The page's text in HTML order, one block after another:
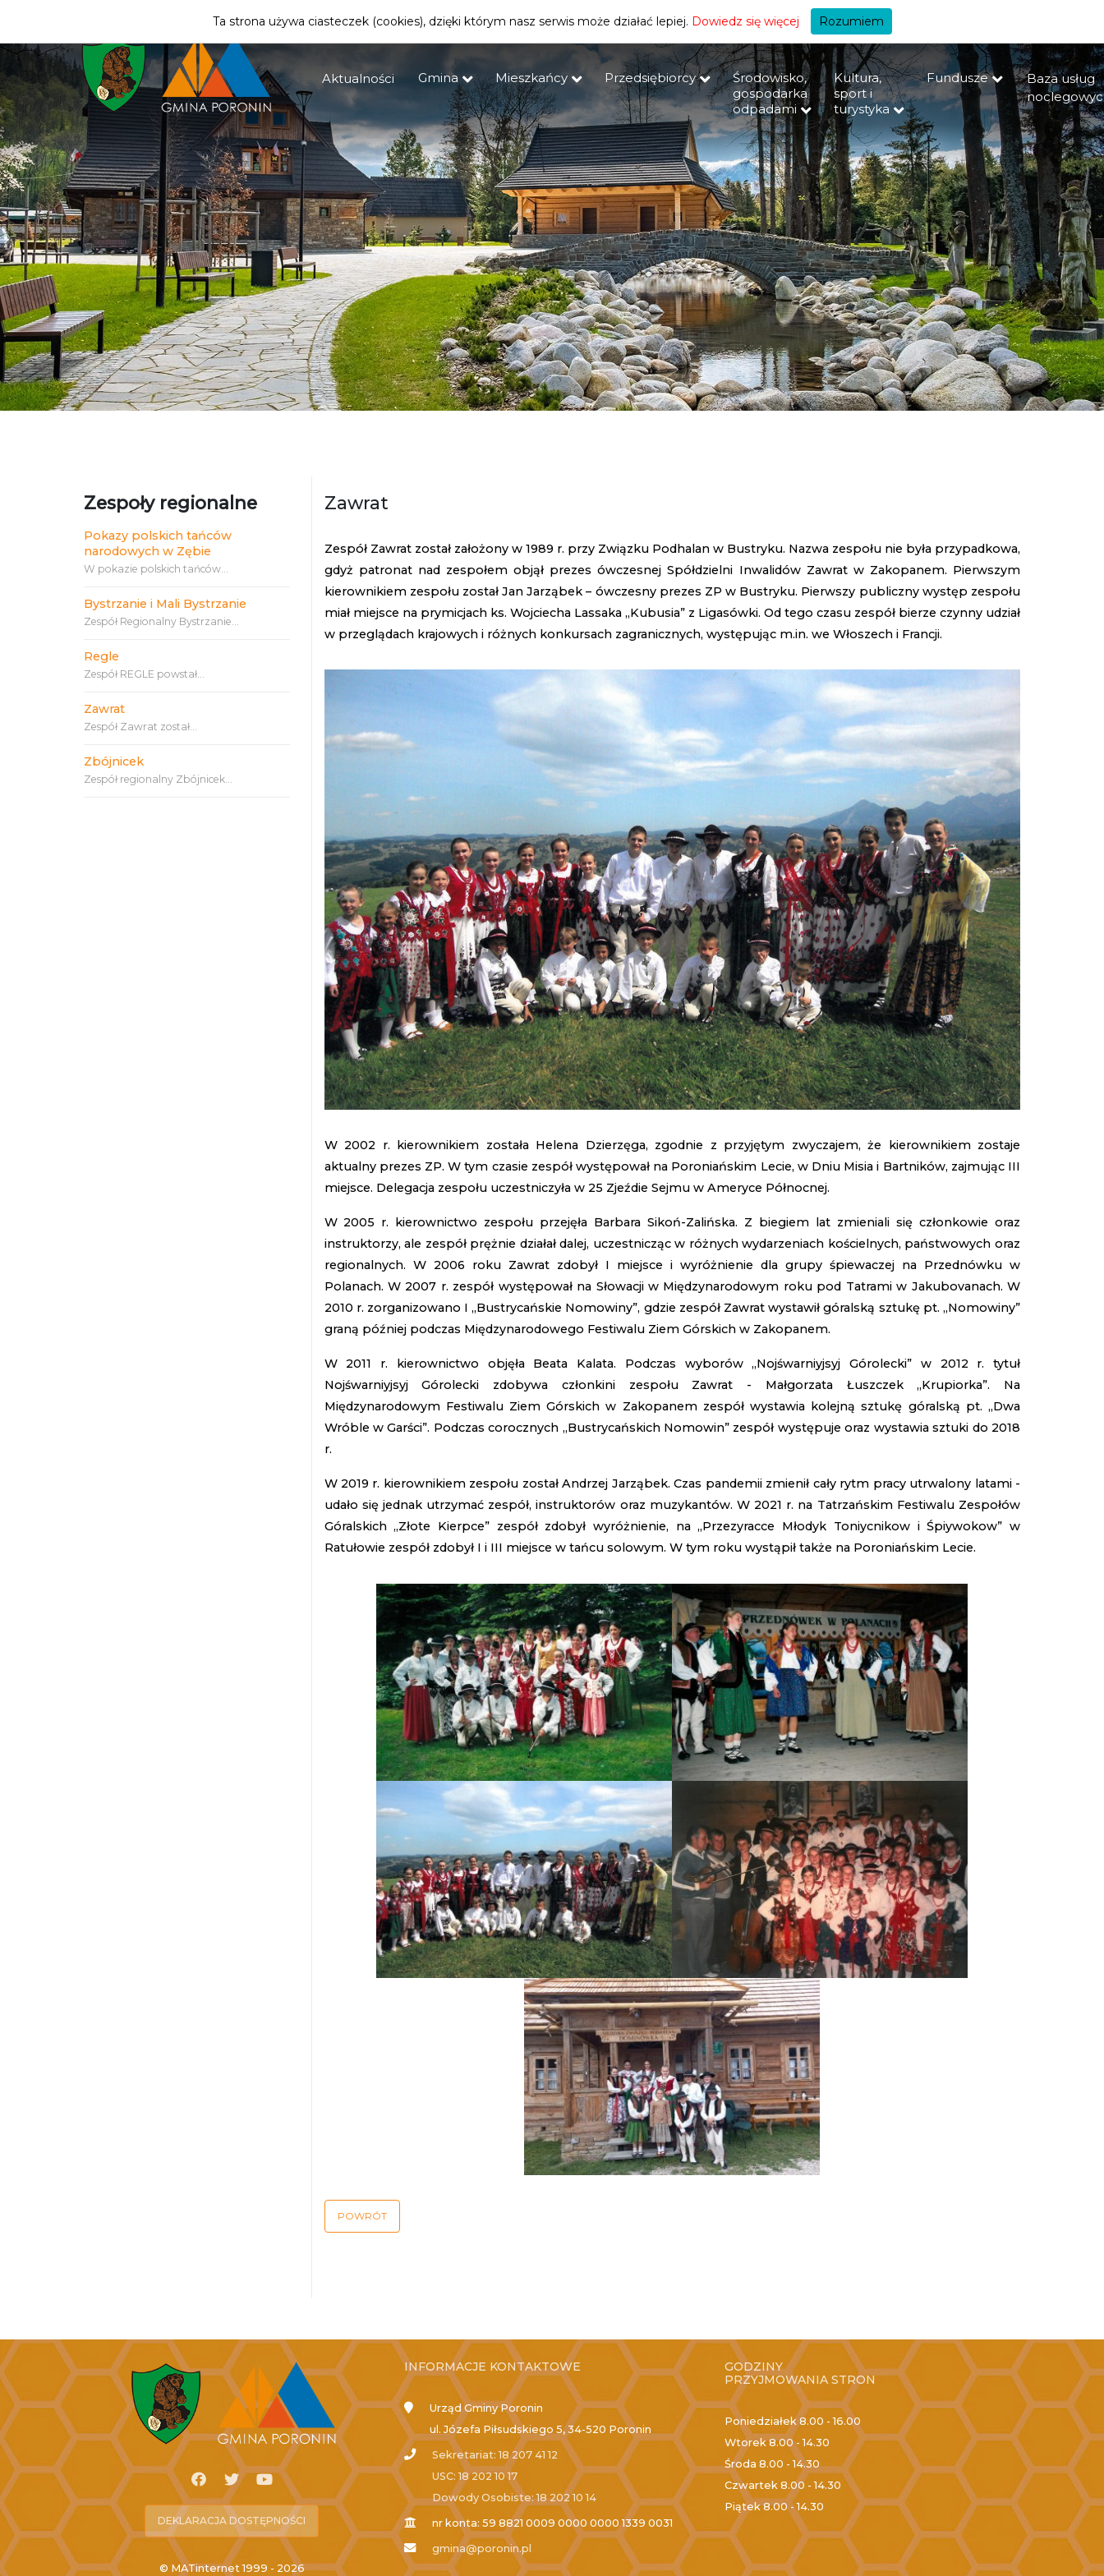
| MIESZKANIEC +A
Aktualności Gmina Mieszkańcy Przedsiębiorcy
Środowisko,
gospodarka
odpadami
Kultura,
sport i
turystyka
Fundusze
Baza usług
Zespoły regionalne
Pokazy polskich tańców
narodowych w Zębie
W pokazie polskich tańców...
Bystrzanie i Mali Bystrzanie
Zespół Regionalny Bystrzanie...
Regle
Zespół REGLE powstał...
Zawrat
Zespół Zawrat został...
Zbójnicek
Zespół regionalny Zbójnicek...
Zawrat
Zespół Zawrat został założony w 1989 r. przy Związku Podhalan w Bustryku. Nazwa zespołu nie była przypadkowa,
gdyż patronat nad zespołem objął prezes ówczesnej Spółdzielni Inwalidów Zawrat w Zakopanem. Pierwszym
kierownikiem zespołu został Jan Jarząbek – ówczesny prezes ZP w Bustryku. Pierwszy publiczny występ zespołu
miał miejsce na prymicjach ks. Wojciecha Lassaka „Kubusia” z Ligasówki. Od tego czasu zespół bierze czynny udział
w przeglądach krajowych i różnych konkursach zagranicznych, występując m.in. we Włoszech i Francji.
W 2002 r. kierownikiem została Helena Dzierzęga, zgodnie z przyjętym zwyczajem, że kierownikiem zostaje
aktualny prezes ZP. W tym czasie zespół występował na Poroniańskim Lecie, w Dniu Misia i Bartników, zajmując III
miejsce. Delegacja zespołu uczestniczyła w 25 Zjeźdie Sejmu w Ameryce Północnej.
W 2005 r. kierownictwo zespołu przejęła Barbara Sikoń-Zalińska. Z biegiem lat zmieniali się członkowie oraz
instruktorzy, ale zespół prężnie działał dalej, uczestnicząc w różnych wydarzeniach kościelnych, państwowych oraz
regionalnych. W 2006 roku Zawrat zdobył I miejsce i wyróżnienie dla grupy śpiewaczej na Przednówku w
Polanach. W 2007 r. zespół występował na Słowacji w Międzynarodowym roku pod Tatrami w Jakubovanach. W
2010 r. zorganizowano I „Bustrycańskie Nomowiny”, gdzie zespół Zawrat wystawił góralską sztukę pt. „Nomowiny”
graną później podczas Międzynarodowego Festiwalu Ziem Górskich w Zakopanem.
W 2011 r. kierownictwo objęła Beata Kalata. Podczas wyborów „Nojśwarniyjsyj Górolecki” w 2012 r. tytuł
Nojśwarniyjsyj Górolecki zdobywa członkini zespołu Zawrat - Małgorzata Łuszczek „Krupiorka”. Na
Międzynarodowym Festiwalu Ziem Górskich w Zakopanem zespół wystawia kolejną sztukę góralską pt. „Dwa
Wróble w Garści”. Podczas corocznych „Bustrycańskich Nomowin” zespół występuje oraz wystawia sztuki do 2018
r.
W 2019 r. kierownikiem zespołu został Andrzej Jarząbek. Czas pandemii zmienił cały rytm pracy utrwalony latami -
udało się jednak utrzymać zespół, instruktorów oraz muzykantów. W 2021 r. na Tatrzańskim Festiwalu Zespołów
Góralskich „Złote Kierpce” zespół zdobył wyróżnienie, na „Przezyracce Młodyk Toniycnikow i Śpiywokow” w
Ratułowie zespół zdobył I i III miejsce w tańcu solowym. W tym roku wystąpił także na Poroniańskim Lecie.
POWRÓT
DEKLARACJA DOSTĘPNOŚCI
© MATinternet 1999 - 2026
INFORMACJE KONTAKTOWE
Urząd Gminy Poronin
ul. Józefa Piłsudskiego 5, 34-520 Poronin
Sekretariat: 18 207 41 12
USC: 18 202 10 17
Dowody Osobiste: 18 202 10 14
nr konta: 59 8821 0009 0000 0000 1339 0031
gmina@poronin.pl
GODZINY
PRZYJMOWANIA STRON
Poniedziałek 8.00 - 16.00
Wtorek8.00 - 14.30
Środa 8.00 - 14.30
Czwartek 8.00 - 14.30
Piątek8.00 - 14.30
Ta strona używa ciasteczek (cookies), dzięki którym nasz serwis może działać lepiej. Dowiedz się więcej Rozumiem